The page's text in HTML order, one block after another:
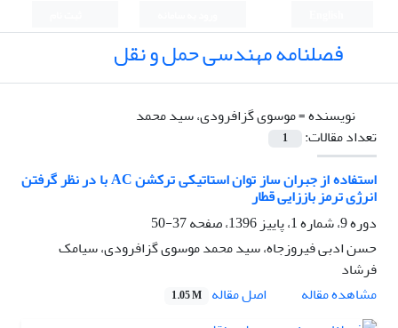
فصلنامه مهندسی حمل و نقل
نویسنده =موسوی گزافرودی، سید محمد
تعداد مقالات:
1
استفاده از جبران ساز توان استاتیکی ترکشن AC با در نظر گرفتن
انرژی ترمز باززایی قطار
دوره 9، شماره 1، پاییز 1396، صفحه
37-50
حسن ادبی فیروزجاه، سید محمد موسوی گزافرودی، سیامک
فرشاد
مشاهده مقاله
اصل مقاله 1.05 M